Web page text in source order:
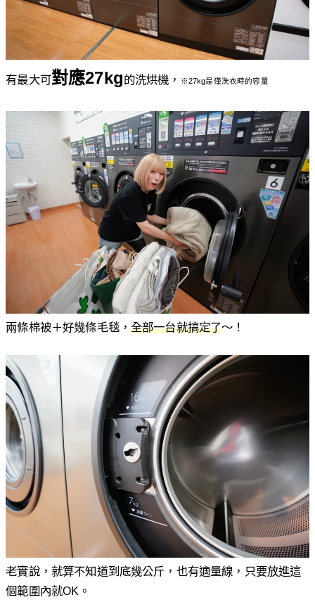
有最大可對應27kg的洗烘機， ※27kg是僅洗衣時的容量
兩條棉被＋好幾條毛毯， 全部一台就搞定了〜！
老實說，就算不知道到底幾公斤，也有適量線，只要放進這
個範圍內就OK。